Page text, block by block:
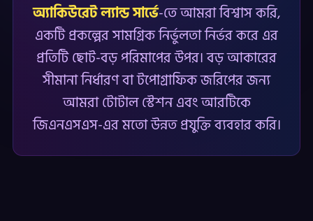
অ্যাকিউরেট ল্যান্ড সার্ভে-তে আমরা বিশ্বাস করি,
একটি প্রকল্পের সামগ্রিক নির্ভুলতা নির্ভর করে এর
প্রতিটি ছোট-বড় পরিমাপের উপর। বড় আকারের
সীমানা নির্ধারণ বা টপোগ্রাফিক জরিপের জন্য
আমরা টোটাল স্টেশন এবং আরটিকে
জিএনএসএস-এর মতো উন্নত প্রযুক্তি ব্যবহার করি।